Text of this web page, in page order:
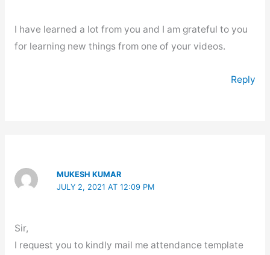
I have learned a lot from you and I am grateful to you
for learning new things from one of your videos.
Reply
MUKESH KUMAR
JULY 2, 2021 AT 12:09 PM
Sir,
I request you to kindly mail me attendance template